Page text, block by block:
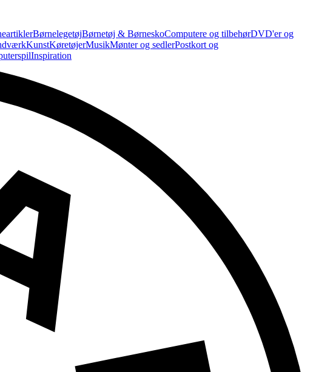
BørnelegetøjBørnetøj & BørneskoComputere og tilbehørDVD'er og
KunstKøretøjerMusikMønter og sedlerPostkort og
Inspiration